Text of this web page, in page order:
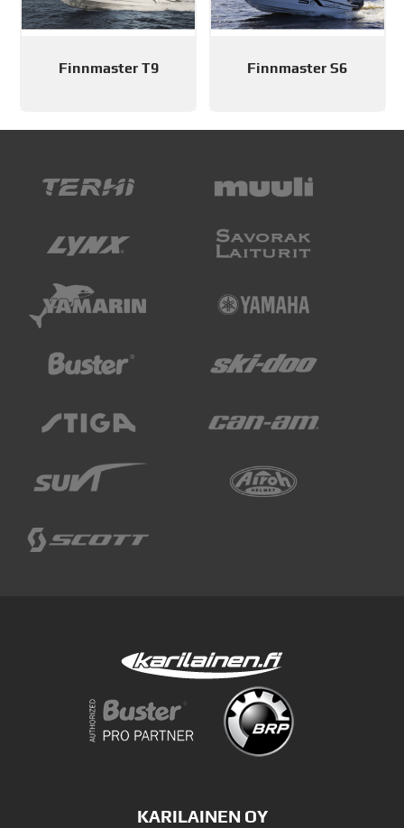
Finnmaster T9 Finnmaster S6
KARILAINEN OY